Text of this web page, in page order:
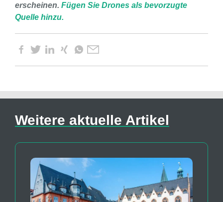
erscheinen. Fügen Sie Drones als bevorzugte
Quelle hinzu.
Weitere aktuelle Artikel